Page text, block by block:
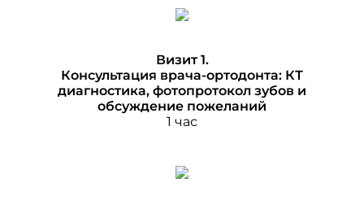
Визит 1.
Консультация врача-ортодонта: КТ
диагностика, фотопротокол зубов и
обсуждение пожеланий
1 час